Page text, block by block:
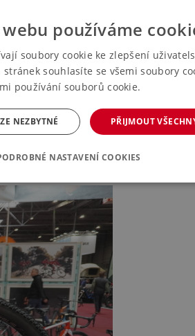
používáme
soubory cookie ke zlepšení
souhlasíte se všemi soubory
používání souborů cookie.
PŘIJMOUT
NEZBYTNÉ
NASTAVENÍ COOKIES